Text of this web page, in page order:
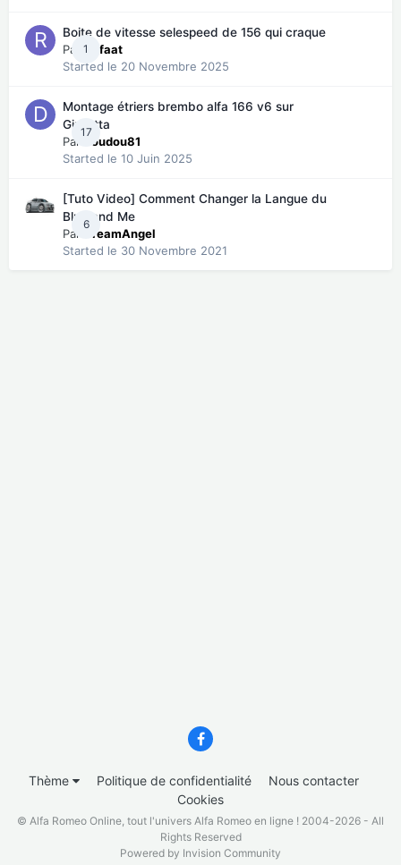
1
Boite de vitesse selespeed de 156 qui craque
ParRefaat
Started le 20 Novembre 2025
17
Montage étriers brembo alfa 166 v6 sur
Giulietta
Par
doudou81
Started le 10 Juin 2025
6
[Tuto Video] Comment Changer la Langue du
Blue and Me
Par
DreamAngel
Started le 30 Novembre 2021
Thème Politique de confidentialité
Nous contacter
Cookies
© Alfa Romeo Online, tout l'univers Alfa Romeo en ligne ! 2004-2026 - All
Rights Reserved
Powered by Invision Community